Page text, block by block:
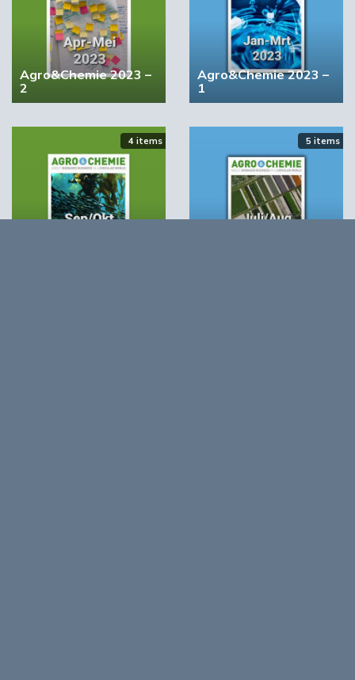
BIC wil bindende vraagstimulering voor biobased
producten
Agro&Chemie 2023 –
2
Agro&Chemie 2023 –
1
4 items 5 items